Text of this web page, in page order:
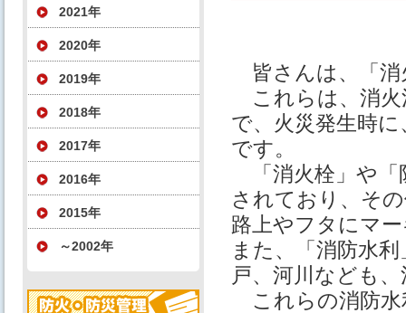
2021年
2020年
2019年
2018年
2017年
2016年
2015年
～2002年
皆さんは、「消
これらは、消火
で、火災発生時
です。
「消火栓」や「
されており、そ
路上やフタにマ
また、「消防水
戸、河川なども
これらの消防水